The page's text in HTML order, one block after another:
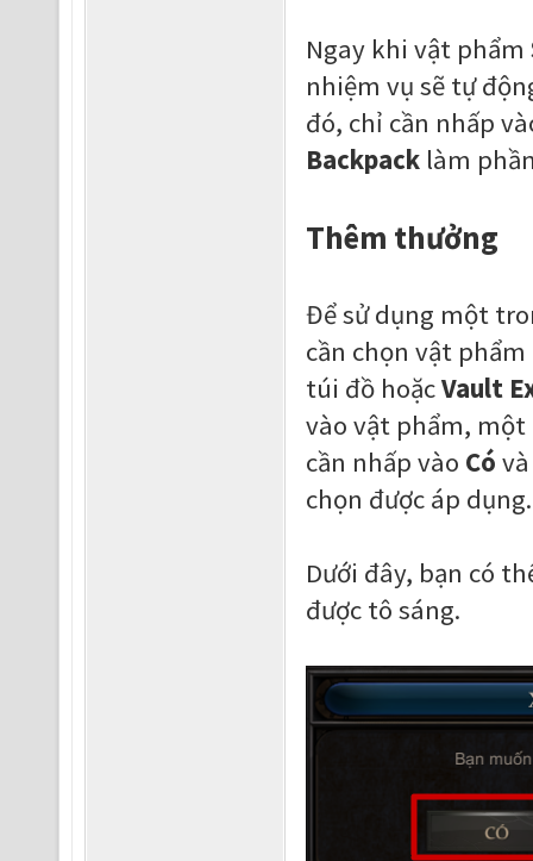
Ngay khi vật phẩm
nhiệm vụ sẽ tự
đó, chỉ cần nhấp
Backpacklàm
Thêm thưởng
Để sử dụng một
cần chọn vật
túi đồ hoặcVault
vào vật phẩm, một
cần nhấp vào Có
chọn được áp dụng.
Dưới đây, bạn có
được tô sáng.